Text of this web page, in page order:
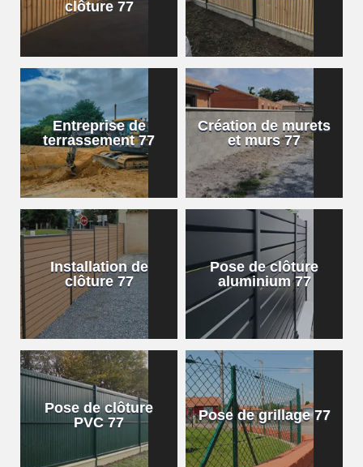
clôture 77
Entreprise de
terrassement 77
Création de murets
et murs 77
Installation de
clôture 77
Pose de clôture
aluminium 77
Pose de clôture
PVC 77
Pose de grillage 77